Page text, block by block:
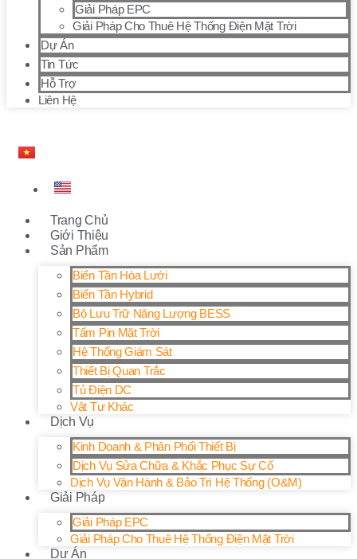
Giải Pháp EPC
Giải Pháp Cho Thuê Hệ Thống Điện Mặt Trời
Dự Án
Tin Tức
Hỗ Trợ
Liên Hệ
Trang Chủ
Giới Thiệu
Sản Phẩm
Biến Tần Hòa Lưới
Biến Tần Hybrid
Bộ Lưu Trữ Năng Lượng BESS
Tấm Pin Mặt Trời
Hệ Thống Giám Sát
Thiết Bị Quan Trắc
Tủ Điện DC
Vật Tư Khác
Dịch Vụ
Kinh Doanh & Phân Phối Thiết Bị
Dịch Vụ Sửa Chữa & Khắc Phục Sự Cố
Dịch Vụ Vận Hành & Bảo Trì Hệ Thống (O&M)
Giải Pháp
Giải Pháp EPC
Giải Pháp Cho Thuê Hệ Thống Điện Mặt Trời
Dự Án